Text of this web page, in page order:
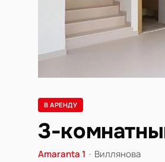
В АРЕНДУ
3-
Amaranta 1 · Виллянова